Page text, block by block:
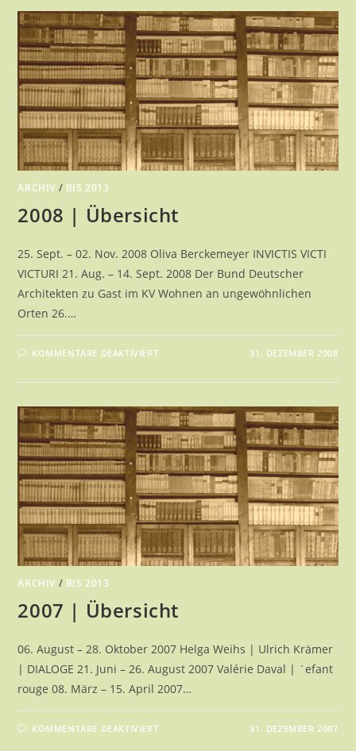
ARCHIV / BIS 2013
2008 | Übersicht
25. Sept. – 02. Nov. 2008 Oliva Berckemeyer INVICTIS VICTI
VICTURI 21. Aug. – 14. Sept. 2008 Der Bund Deutscher
Architekten zu Gast im KV Wohnen an ungewöhnlichen
Orten 26.…
KOMMENTARE DEAKTIVIERTFÜR
ÜBERSICHT
31. DEZEMBER 2008
ARCHIV / BIS 2013
2007 | Übersicht
06. August – 28. Oktober 2007 Helga Weihs | Ulrich Krämer
| DIALOGE 21. Juni – 26. August 2007 Valérie Daval | ´efant
rouge 08. März – 15. April 2007…
KOMMENTARE DEAKTIVIERTFÜR 31. DEZEMBER 2007